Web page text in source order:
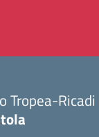
Tropea-Ricadi